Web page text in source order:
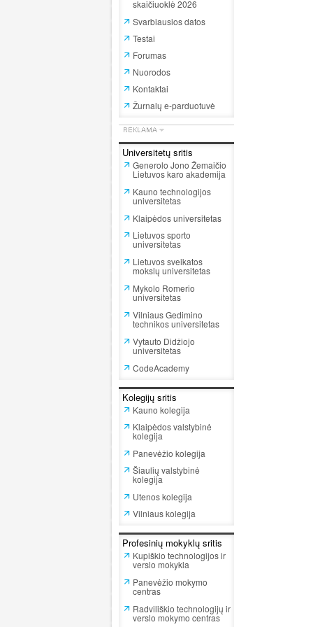
skaičiuoklė 2026
Svarbiausios datos
Testai
Forumas
Nuorodos
Kontaktai
Žurnalų e-parduotuvė
Universitetų sritis
Generolo Jono Žemaičio
Lietuvos karo akademija
Kauno technologijos
universitetas
Klaipėdos universitetas
Lietuvos sporto
universitetas
Lietuvos sveikatos
mokslų universitetas
Mykolo Romerio
universitetas
Vilniaus Gedimino
technikos universitetas
Vytauto Didžiojo
universitetas
CodeAcademy
Kolegijų sritis
Kauno kolegija
Klaipėdos valstybinė
kolegija
Panevėžio kolegija
Šiaulių valstybinė
kolegija
Utenos kolegija
Vilniaus kolegija
Profesinių mokyklų sritis
Kupiškio technologijos ir
verslo mokykla
Panevėžio mokymo
centras
Radviliškio technologijų ir
verslo mokymo centras